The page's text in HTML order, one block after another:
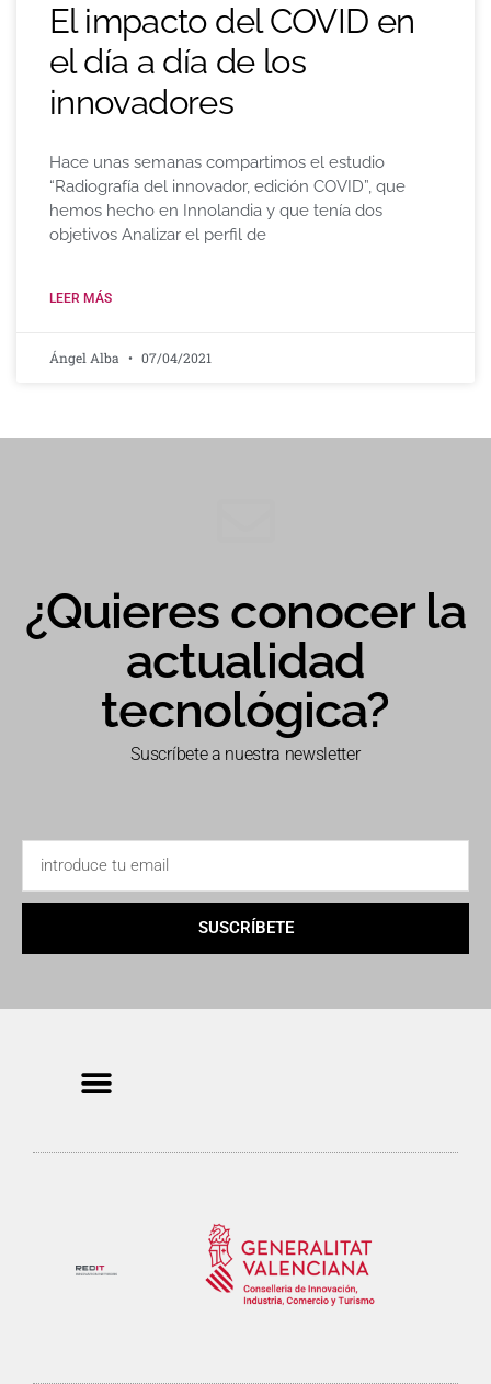
El impacto del COVID en
el día a día de los
innovadores
Hace unas semanas compartimos el estudio
“Radiografía del innovador, edición COVID”, que
hemos hecho en Innolandia y que tenía dos
objetivos Analizar el perfil de
LEER MÁS
Ángel Alba 07/04/2021
¿Quieres conocer la
actualidad
tecnológica?
Suscríbete a nuestra newsletter
SUSCRÍBETE